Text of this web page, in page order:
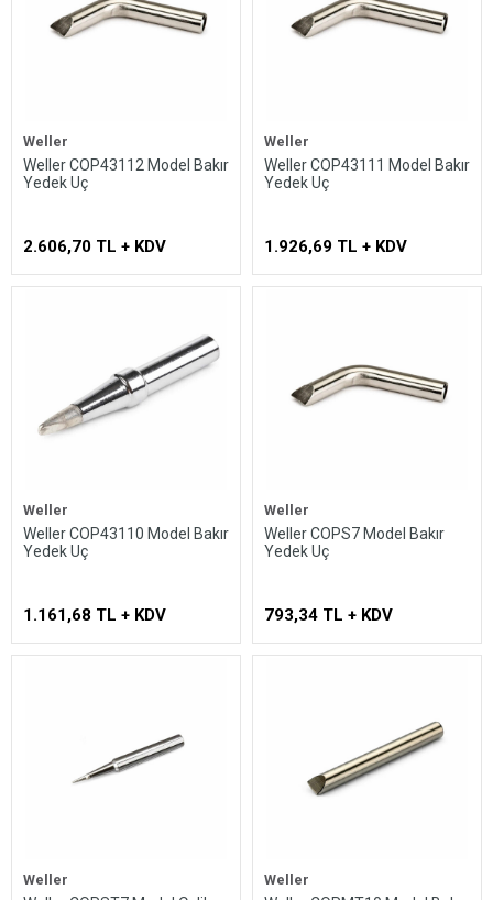
Weller
Weller COP43112 Model Bakır
Yedek Uç
2.606,70 TL + KDV
Weller
Weller COP43111 Model Bakır
Yedek Uç
1.926,69 TL + KDV
Weller
Weller COP43110 Model Bakır
Yedek Uç
1.161,68 TL + KDV
Weller
Weller COPS7 Model Bakır
Yedek Uç
793,34 TL + KDV
Weller Weller